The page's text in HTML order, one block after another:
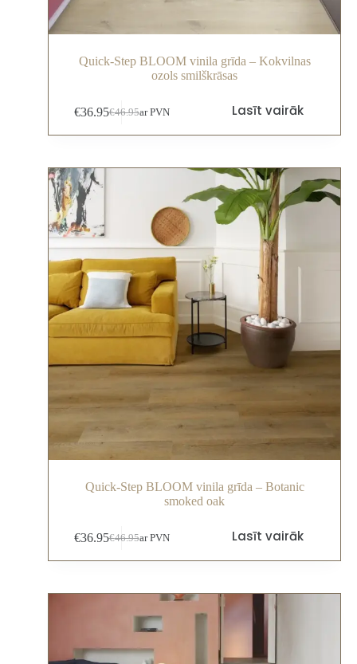
Quick-Step BLOOM vinila grīda – Kokvilnas
ozols smilškrāsas
€46.95
€36.95 ar PVN Lasīt vairāk
Quick-Step BLOOM vinila grīda – Botanic
smoked oak
€46.95
€36.95 ar PVN Lasīt vairāk